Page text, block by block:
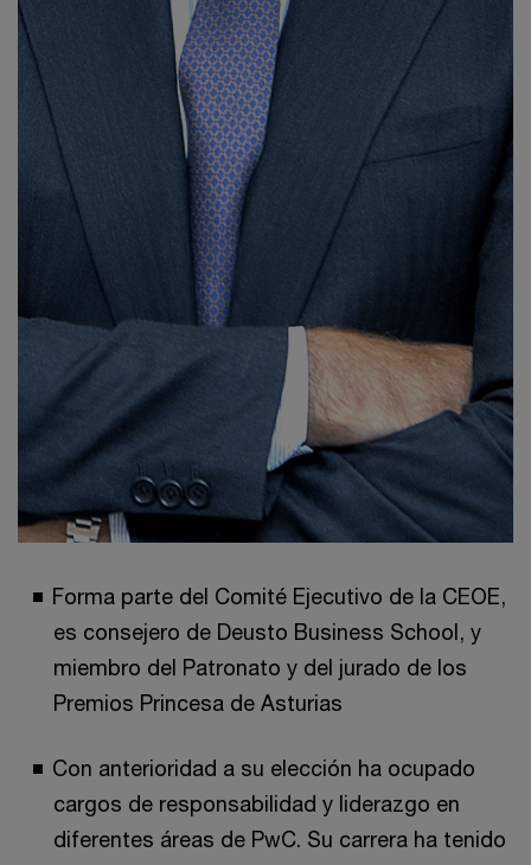
Forma parte del Comité Ejecutivo de la CEOE,
es consejero de Deusto Business School, y
miembro del Patronato y del jurado de los
Premios Princesa de Asturias
Con anterioridad a su elección ha ocupado
cargos de responsabilidad y liderazgo en
diferentes áreas de PwC. Su carrera ha tenido